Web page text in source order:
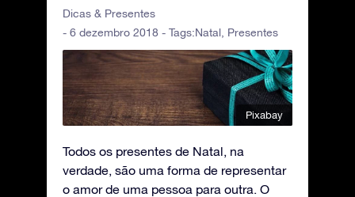
Dicas & Presentes
- 6 dezembro 2018 - Tags:Natal Presentes
Pixabay
Todos os presentes de Natal, na
verdade, são uma forma de representar
o amor de uma pessoa para outra. O